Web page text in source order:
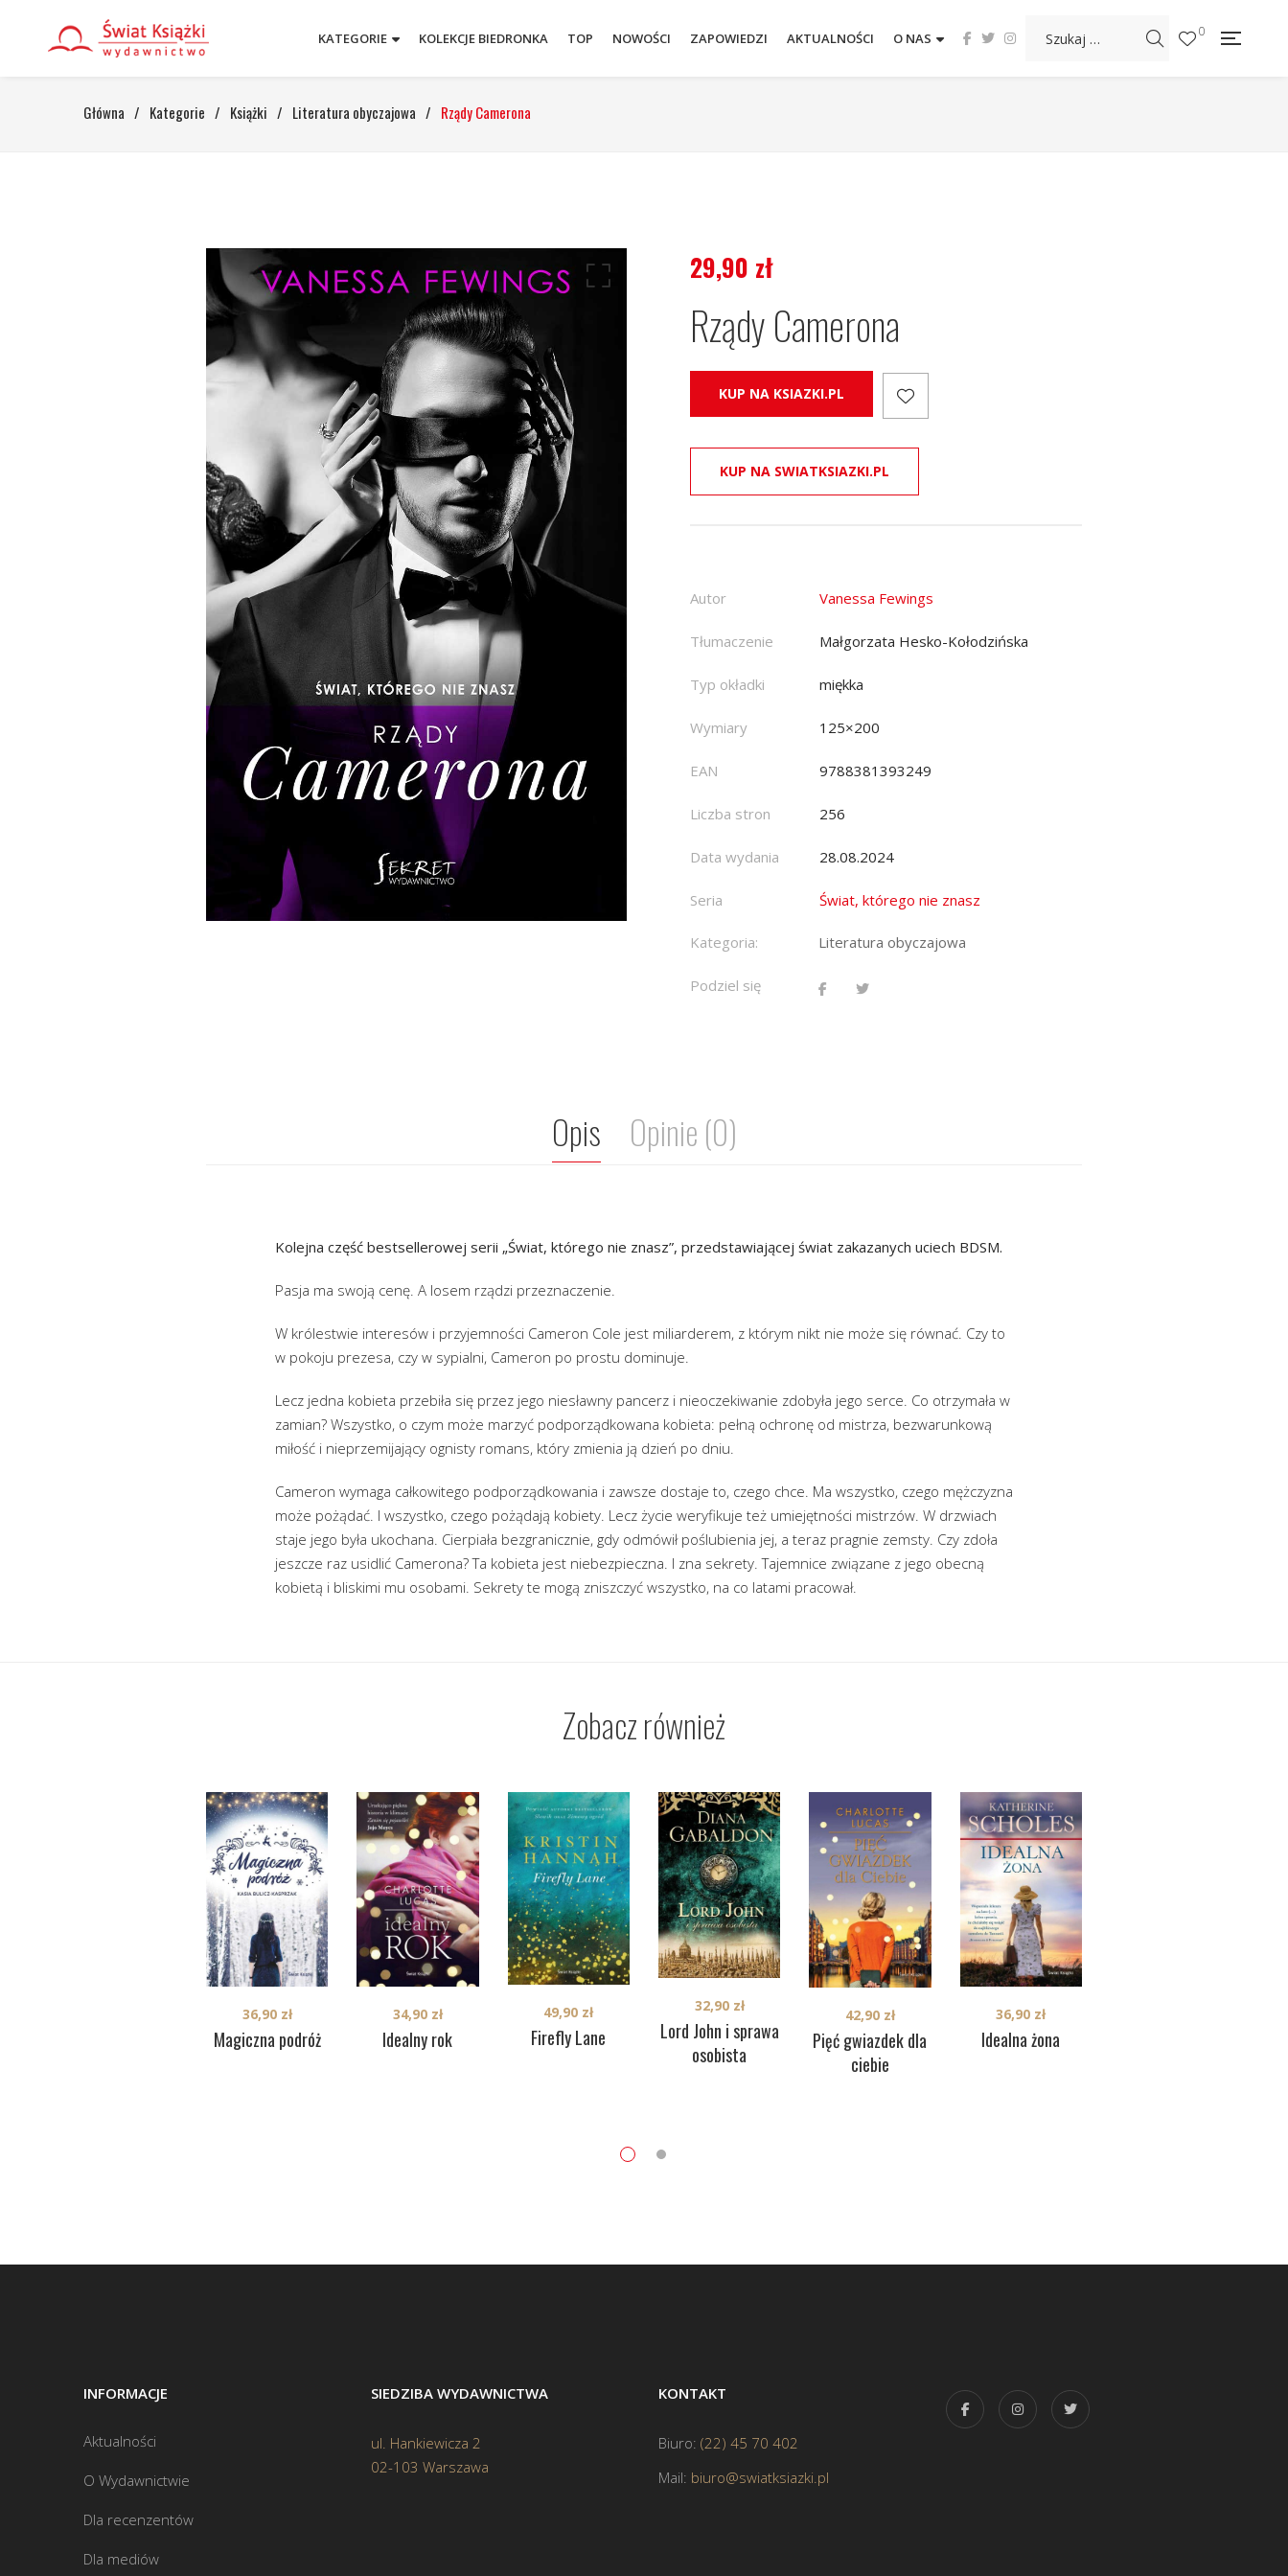
KATEGORIE KOLEKCJE BIEDRONKA TOP NOWOŚCI ZAPOWIEDZI AKTUALNOŚCI O NAS 0
Główna / Kategorie / Książki / Literatura obyczajowa / Rządy Camerona
29,90 zł
Rządy Camerona
KUP NA KSIAZKI.PL
KUP NA SWIATKSIAZKI.PL
Autor Vanessa Fewings
Tłumaczenie Małgorzata Hesko-Kołodzińska
Typ okładki miękka
Wymiary 125×200
EAN 9788381393249
Liczba stron 256
Data wydania 28.08.2024
Seria Świat, którego nie znasz
Kategoria: Literatura obyczajowa
Podziel się
Opis Opinie (0)
Kolejna część bestsellerowej serii „Świat, którego nie znasz”, przedstawiającej świat zakazanych uciech BDSM.
Pasja ma swoją cenę. A losem rządzi przeznaczenie.
W królestwie interesów i przyjemności Cameron Cole jest miliarderem, z którym nikt nie może się równać. Czy to
w pokoju prezesa, czy w sypialni, Cameron po prostu dominuje.
Lecz jedna kobieta przebiła się przez jego niesławny pancerz i nieoczekiwanie zdobyła jego serce. Co otrzymała w
zamian? Wszystko, o czym może marzyć podporządkowana kobieta: pełną ochronę od mistrza, bezwarunkową
miłość i nieprzemijający ognisty romans, który zmienia ją dzień po dniu.
Cameron wymaga całkowitego podporządkowania i zawsze dostaje to, czego chce. Ma wszystko, czego mężczyzna
może pożądać. I wszystko, czego pożądają kobiety. Lecz życie weryfikuje też umiejętności mistrzów. W drzwiach
staje jego była ukochana. Cierpiała bezgranicznie, gdy odmówił poślubienia jej, a teraz pragnie zemsty. Czy zdoła
jeszcze raz usidlić Camerona? Ta kobieta jest niebezpieczna. I zna sekrety. Tajemnice związane z jego obecną
kobietą i bliskimi mu osobami. Sekrety te mogą zniszczyć wszystko, na co latami pracował.
Zobacz również
Magiczna podróż
36,90 zł
Idealny rok
34,90 zł
Firefly Lane
49,90 zł
Lord John i sprawa
osobista
32,90 zł
Pięć gwiazdek dla
ciebie
42,90 zł
Idealna żona
36,90 zł
INFORMACJE
Aktualności
O Wydawnictwie
Dla recenzentów
Dla mediów
SIEDZIBA WYDAWNICTWA
ul. Hankiewicza 2
02-103 Warszawa
KONTAKT
Biuro: (22) 45 70 402
Mail: biuro@swiatksiazki.pl